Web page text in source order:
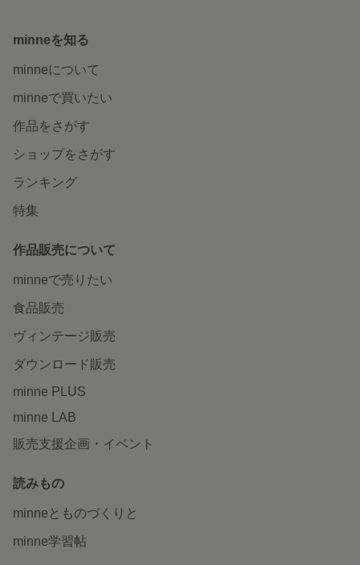
minneを知る
minneについて
minneで買いたい
作品をさがす
ショップをさがす
ランキング
特集
作品販売について
minneで売りたい
食品販売
ヴィンテージ販売
ダウンロード販売
minne PLUS
minne LAB
販売支援企画・イベント
読みもの
minneとものづくりと
minne学習帖